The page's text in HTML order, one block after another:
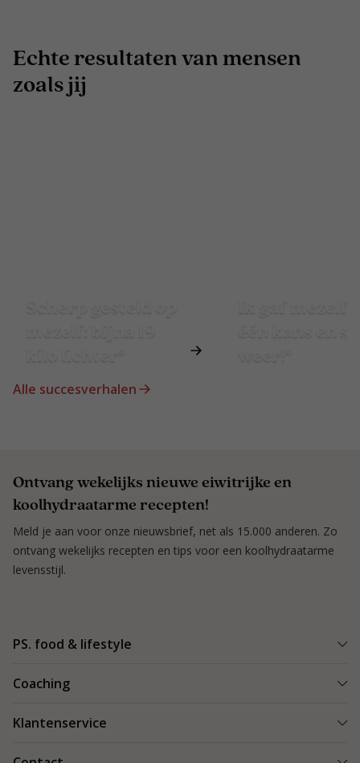
Echte resultaten van mensen
zoals jij
Alle succesverhalen
Ontvang wekelijks nieuwe eiwitrijke en
koolhydraatarme recepten!
Meld je aan voor onze nieuwsbrief, net als 15.000 anderen. Zo
ontvang wekelijks recepten en tips voor een koolhydraatarme
levensstijl.
PS. food & lifestyle
Re-boost pakket
Coaching
Klantenservice